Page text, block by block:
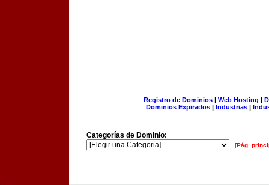
Registro de Dominios| Web Hosting |
Dominios Expirados | Industrias |
Categorías de Dominio:
[Pág.